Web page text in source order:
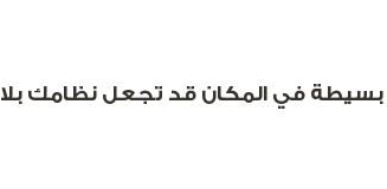
في المكان قد تجعل نظامك بلا